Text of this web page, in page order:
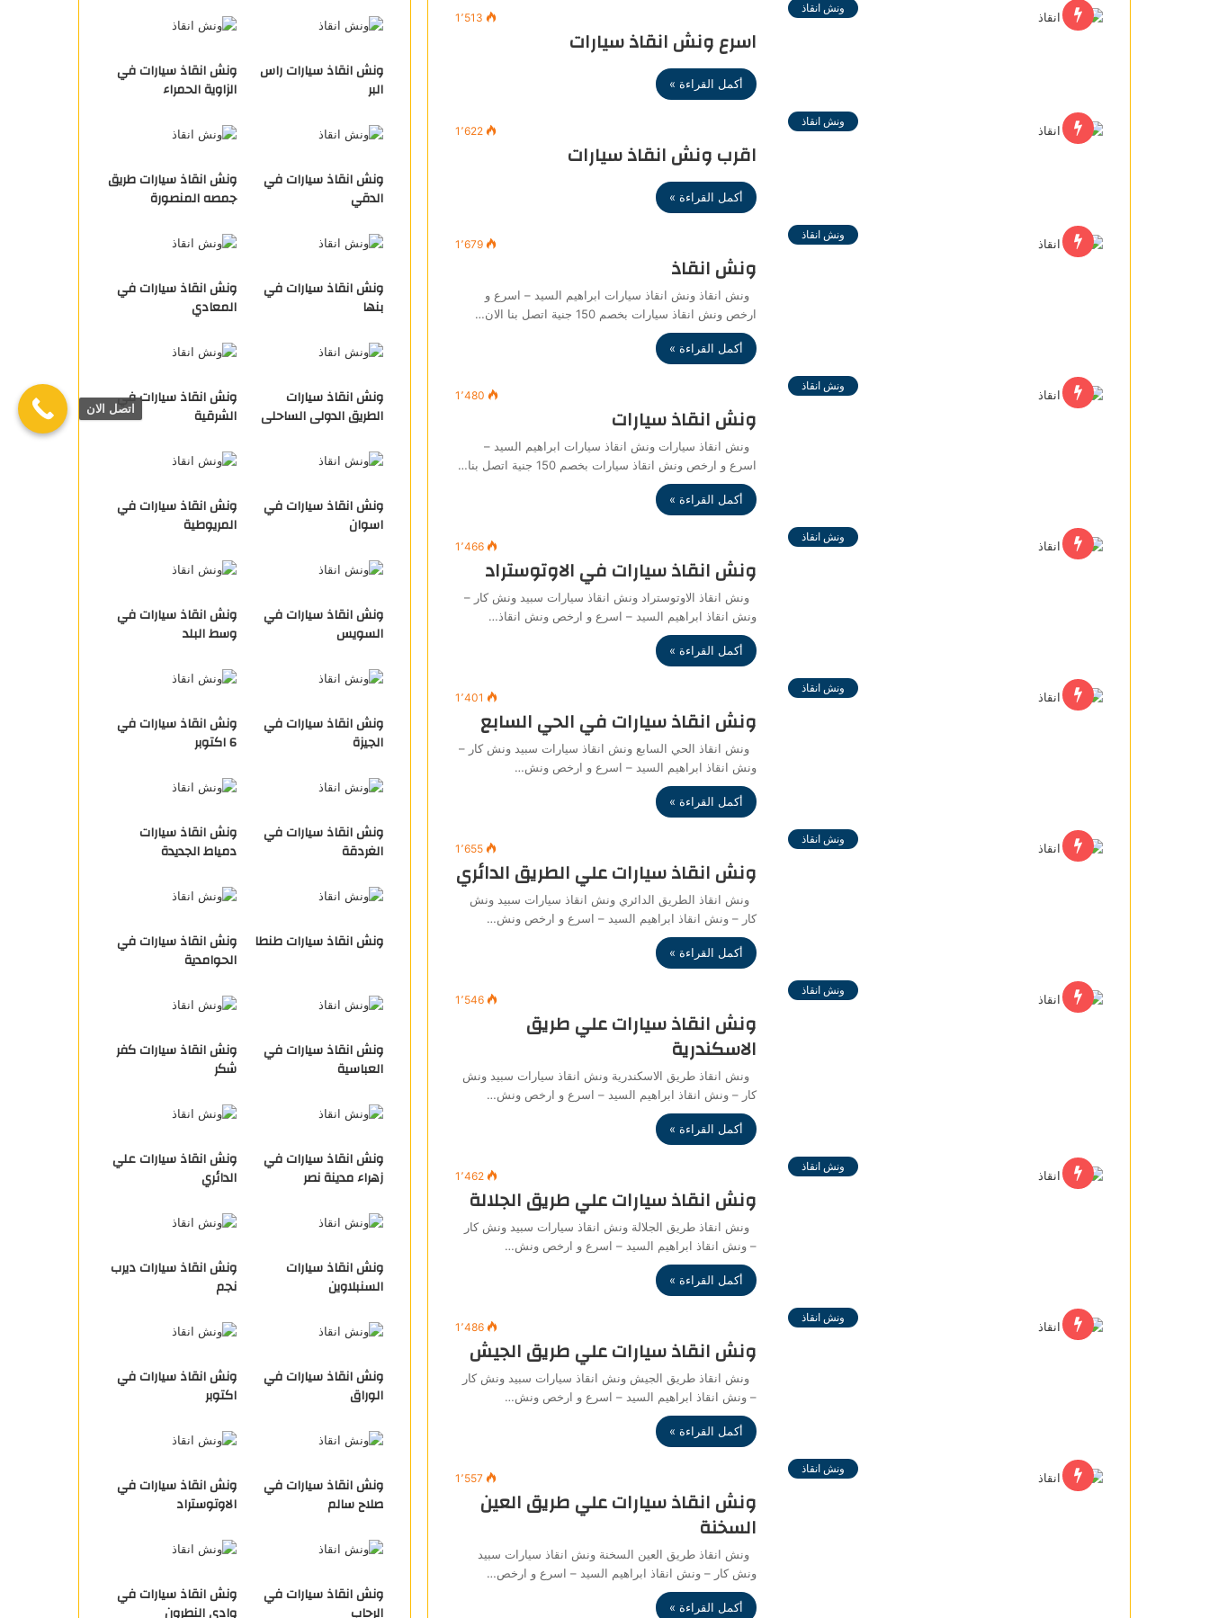
ونش انقاذ
1٬513
اسرع ونش انقاذ سيارات
أكمل القراءة »
ونش انقاذ
1٬622
اقرب ونش انقاذ سيارات
أكمل القراءة »
ونش انقاذ
1٬679
ونش انقاذ
ونش انقاذ ونش انقاذ سيارات ابراهيم السيد – اسرع و
ارخص ونش انقاذ سيارات بخصم 150 جنية اتصل بنا الان…
أكمل القراءة »
ونش انقاذ
1٬480
ونش انقاذ سيارات
ونش انقاذ سيارات ونش انقاذ سيارات ابراهيم السيد –
اسرع و ارخص ونش انقاذ سيارات بخصم 150 جنية اتصل بنا…
أكمل القراءة »
ونش انقاذ
1٬466
ونش انقاذ سيارات في الاوتوستراد
ونش انقاذ الاوتوستراد ونش انقاذ سيارات سبيد ونش كار –
ونش انقاذ ابراهيم السيد – اسرع و ارخص ونش انقاذ…
أكمل القراءة »
ونش انقاذ
1٬401
ونش انقاذ سيارات في الحي السابع
ونش انقاذ الحي السابع ونش انقاذ سيارات سبيد ونش كار –
ونش انقاذ ابراهيم السيد – اسرع و ارخص ونش…
أكمل القراءة »
ونش انقاذ
1٬655
ونش انقاذ سيارات علي الطريق الدائري
ونش انقاذ الطريق الدائري ونش انقاذ سيارات سبيد ونش
كار – ونش انقاذ ابراهيم السيد – اسرع و ارخص ونش…
أكمل القراءة »
ونش انقاذ
1٬546
ونش انقاذ سيارات علي طريق
الاسكندرية
ونش انقاذ طريق الاسكندرية ونش انقاذ سيارات سبيد ونش
كار – ونش انقاذ ابراهيم السيد – اسرع و ارخص ونش…
أكمل القراءة »
ونش انقاذ
1٬462
ونش انقاذ سيارات علي طريق الجلالة
ونش انقاذ طريق الجلالة ونش انقاذ سيارات سبيد ونش كار
– ونش انقاذ ابراهيم السيد – اسرع و ارخص ونش…
أكمل القراءة »
ونش انقاذ
1٬486
ونش انقاذ سيارات علي طريق الجيش
ونش انقاذ طريق الجيش ونش انقاذ سيارات سبيد ونش كار
– ونش انقاذ ابراهيم السيد – اسرع و ارخص ونش…
أكمل القراءة »
ونش انقاذ
1٬557
ونش انقاذ سيارات علي طريق العين
السخنة
ونش انقاذ طريق العين السخنة ونش انقاذ سيارات سبيد
ونش كار – ونش انقاذ ابراهيم السيد – اسرع و ارخص…
أكمل القراءة »
ونش انقاذ سيارات راس
البر
ونش انقاذ سيارات في
الزاوية الحمراء
ونش انقاذ سيارات في
الدقي
ونش انقاذ سيارات طريق
جمصه المنصورة
ونش انقاذ سيارات في
بنها
ونش انقاذ سيارات في
المعادي
ونش انقاذ سيارات
الطريق الدولى الساحلى
ونش انقاذ سيارات في
الشرقية
ونش انقاذ سيارات في
اسوان
ونش انقاذ سيارات في
المريوطية
ونش انقاذ سيارات في
السويس
ونش انقاذ سيارات في
وسط البلد
ونش انقاذ سيارات في
الجيزة
ونش انقاذ سيارات في
6 اكتوبر
ونش انقاذ سيارات في
الغردقة
ونش انقاذ سيارات
دمياط الجديدة
ونش انقاذ سيارات طنطا
ونش انقاذ سيارات في
الحوامدية
ونش انقاذ سيارات في
العباسية
ونش انقاذ سيارات كفر
شكر
ونش انقاذ سيارات في
زهراء مدينة نصر
ونش انقاذ سيارات علي
الدائري
ونش انقاذ سيارات
السنبلاوين
ونش انقاذ سيارات ديرب
نجم
ونش انقاذ سيارات في
الوراق
ونش انقاذ سيارات في
اكتوبر
ونش انقاذ سيارات في
صلاح سالم
ونش انقاذ سيارات في
الاوتوستراد
ونش انقاذ سيارات في
ونش انقاذ سيارات في
اتصل الان